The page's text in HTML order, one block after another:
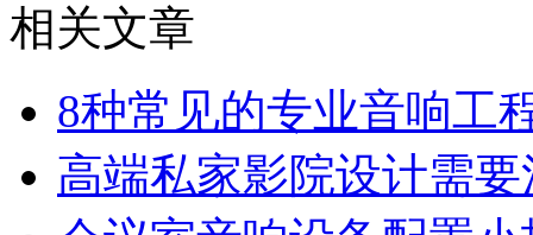
相关文章
8种常见的专业音响工
高端私家影院设计需